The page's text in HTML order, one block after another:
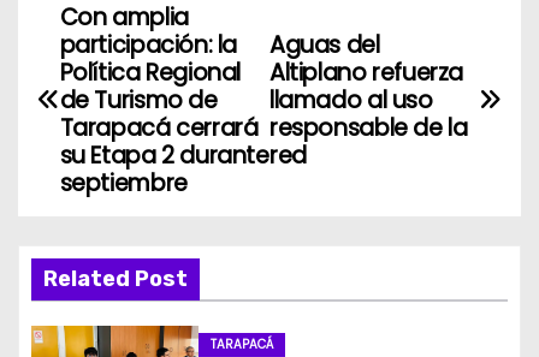
N
a
a
c
Aguas del
Altiplano refuerza
llamado al uso
responsable de la
red
Con amplia
participación: la
Política Regional
de Turismo de
Tarapacá cerrará
su Etapa 2 durante
septiembre
Related Post
TARAPACÁ